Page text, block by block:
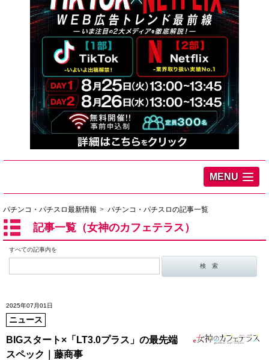
MENU
パチンコ・パチスロ最新情報 パチンコ・パチスロの記事一覧
記事一覧（女神のカフェテラス）
すべての記事内を
2025年07月01日
ニュース
BIGスタート×「LT3.0プラス」の最先端
スペック｜藤商事